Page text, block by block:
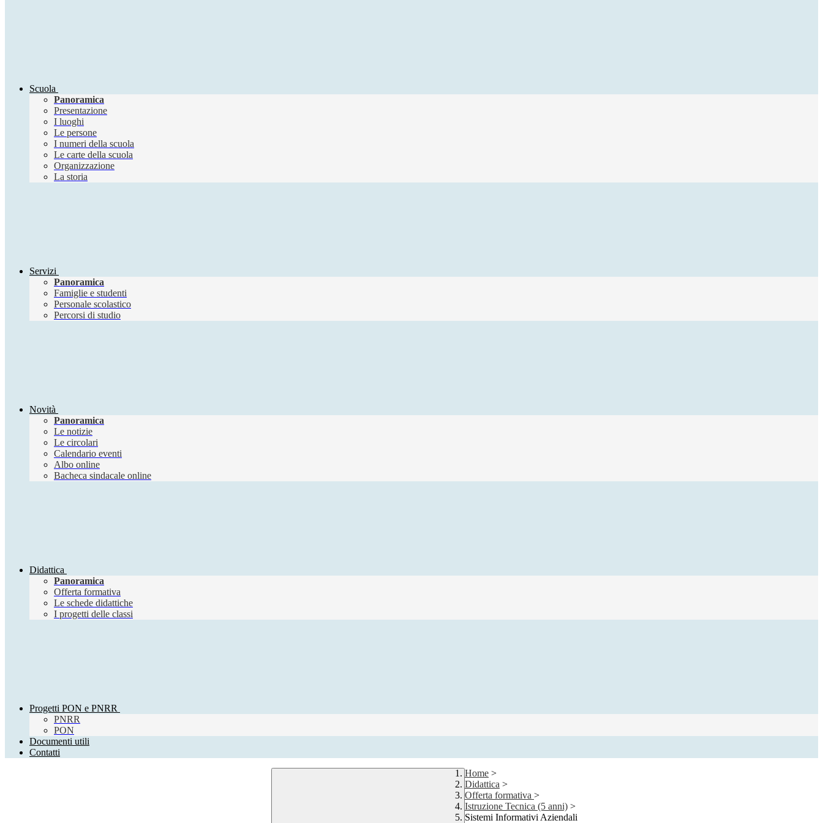
Scuola
Panoramica
Presentazione
I luoghi
Le persone
I numeri della scuola
Le carte della scuola
Organizzazione
La storia
Servizi
Panoramica
Famiglie e studenti
Personale scolastico
Percorsi di studio
Novità
Panoramica
Le notizie
Le circolari
Calendario eventi
Albo online
Bacheca sindacale online
Didattica
Panoramica
Offerta formativa
Le schede didattiche
I progetti delle classi
Progetti PON e PNRR
PNRR
PON
Documenti utili
Contatti
Home >
Didattica >
Offerta formativa >
Istruzione Tecnica (5 anni) >
Sistemi Informativi Aziendali